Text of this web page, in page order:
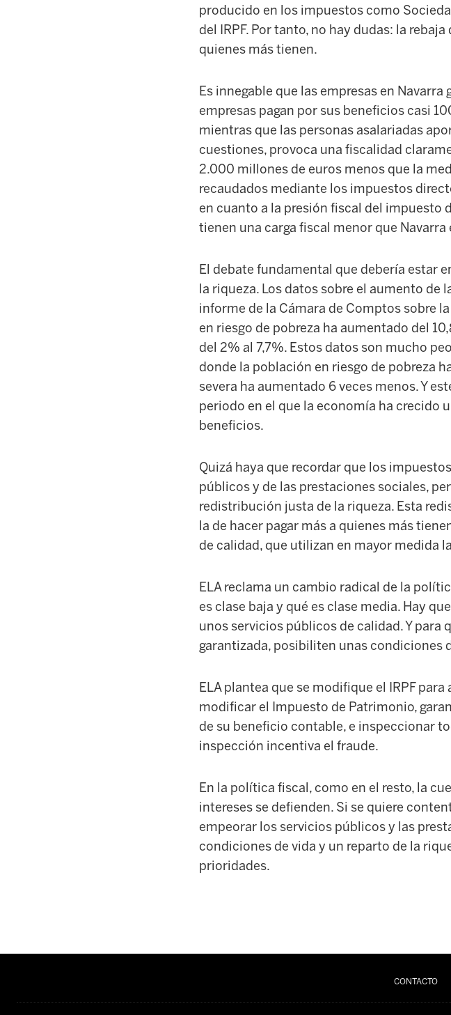
producido en los impuestos como
del IRPF. Por tanto, no hay dudas: la
quienes más tienen.
Es innegable que las empresas en
empresas pagan por sus beneficios casi
mientras que las personas asalariadas
cuestiones, provoca una fiscalidad
2.000 millones de euros menos que la
recaudados mediante los impuestos
en cuanto a la presión fiscal del impuesto
tienen una carga fiscal menor que Navarra
El debate fundamental que debería estar
la riqueza. Los datos sobre el aumento de
informe de la Cámara de Comptos sobre
en riesgo de pobreza ha aumentado del
del 2% al 7,7%. Estos datos son mucho
donde la población en riesgo de pobreza
severa ha aumentado 6 veces menos. Y
periodo en el que la economía ha crecido
beneficios.
Quizá haya que recordar que los
públicos y de las prestaciones sociales,
redistribución justa de la riqueza. Esta
la de hacer pagar más a quienes más
de calidad, que utilizan en mayor medida
ELA reclama un cambio radical de la
es clase baja y qué es clase media. Hay
unos servicios públicos de calidad. Y para
garantizada, posibiliten unas condiciones
ELA plantea que se modifique el IRPF
modificar el Impuesto de Patrimonio,
de su beneficio contable, e inspeccionar
inspección incentiva el fraude.
En la política fiscal, como en el resto, la
intereses se defienden. Si se quiere
empeorar los servicios públicos y las
condiciones de vida y un reparto de la
prioridades.
CONTACTO